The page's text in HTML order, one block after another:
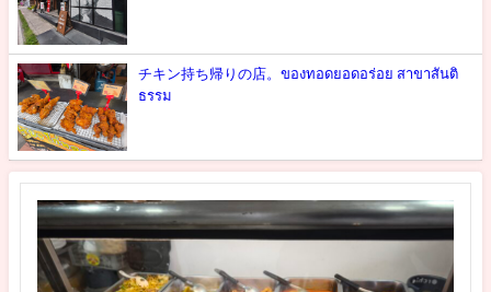
チキン持ち帰りの店。ของทอดยอดอร่อย สาขาสันติ
ธรรม